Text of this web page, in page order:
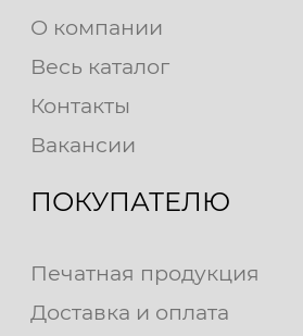
О компании
Весь каталог
Контакты
Вакансии
ПОКУПАТЕЛЮ
Печатная продукция
Доставка и оплата